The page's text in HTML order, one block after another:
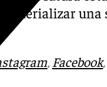
, Facebook,